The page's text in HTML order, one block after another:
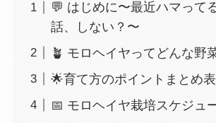
💬 はじめに〜最近ハマって
話、しない？〜
🪴 モロヘイヤってどんな野
🌟育て方のポイントまとめ表
📅 モロヘイヤ栽培スケジュ